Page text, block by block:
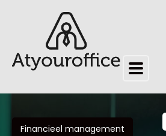
Financieel management